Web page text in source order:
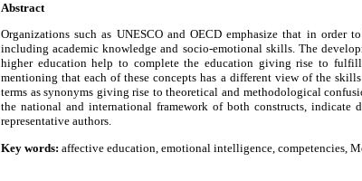
Abstract
Organizations such as UNESCO and OECD emphasize that in
including academic knowledge and socio-emotional skills. The
higher education help to complete the education giving rise to
mentioning that each of these concepts has a different view of the
terms as synonyms giving rise to theoretical and methodological
the national and international framework of both constructs, indicate
representative authors.
Key words: affective education, emotional intelligence, competencies,